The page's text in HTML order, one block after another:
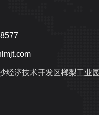
经济技术开发区榔梨工业园